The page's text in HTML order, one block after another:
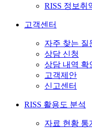
RISS 정보취
고객센터
자주 찾는 질
상담 신청
상담 내역 확
고객제안
신고센터
RISS 활용도 분석
자료 현황 통